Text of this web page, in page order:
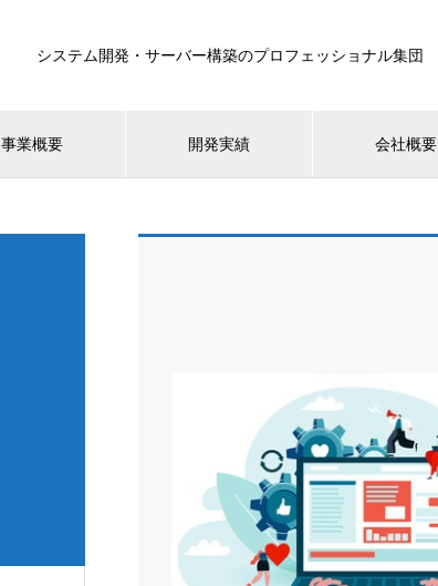
システム開発・サーバー構築のプロフェッショナル集団
事業概要 開発実績 会社概要